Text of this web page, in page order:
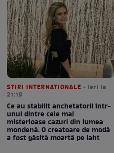
STIRI INTERNATIONALE • ieri la
21:19
Ce au stabilit anchetatorii într-
unul dintre cele mai
misterioase cazuri din lumea
mondenă. O creatoare de modă
a fost găsită moartă pe iaht